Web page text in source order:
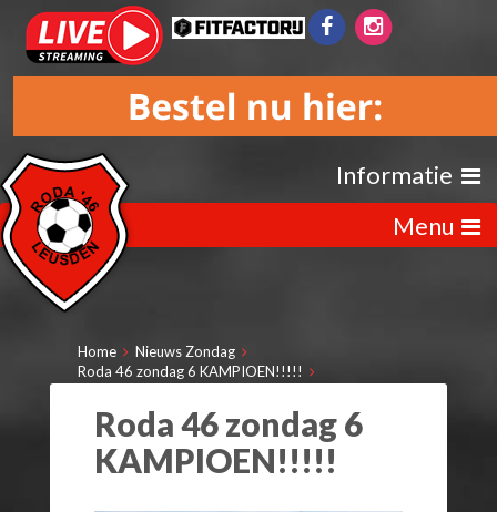
Informatie
Menu
Home
Nieuws Zondag
Roda 46 zondag 6 KAMPIOEN!!!!!
Roda 46 zondag 6
KAMPIOEN!!!!!